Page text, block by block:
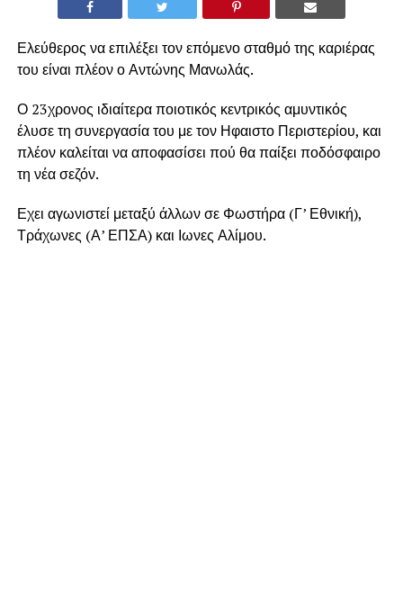
Ελεύθερος να επιλέξει τον επόμενο σταθμό της καριέρας
του είναι πλέον ο Αντώνης Μανωλάς.
Ο 23χρονος ιδιαίτερα ποιοτικός κεντρικός αμυντικός
έλυσε τη συνεργασία του με τον Ηφαιστο Περιστερίου, και
πλέον καλείται να αποφασίσει πού θα παίξει ποδόσφαιρο
τη νέα σεζόν.
Εχει αγωνιστεί μεταξύ άλλων σε Φωστήρα (Γ’ Εθνική),
Τράχωνες (Α’ ΕΠΣΑ) και Ιωνες Αλίμου.